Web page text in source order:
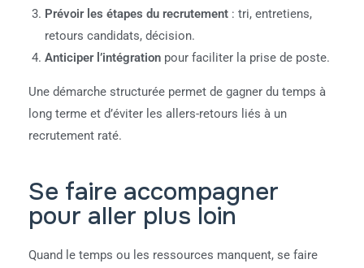
Prévoir les étapes du recrutement : tri, entretiens,
retours candidats, décision.
Anticiper l’intégration pour faciliter la prise de poste.
Une démarche structurée permet de gagner du temps à
long terme et d’éviter les allers-retours liés à un
recrutement raté.
Se faire accompagner
pour aller plus loin
Quand le temps ou les ressources manquent, se faire